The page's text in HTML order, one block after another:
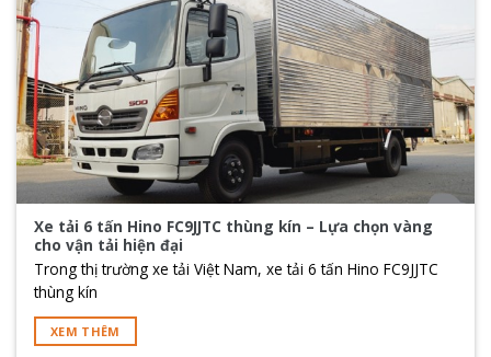
Xe tải 6 tấn Hino FC9JJTC thùng kín – Lựa chọn vàng
cho vận tải hiện đại
Trong thị trường xe tải Việt Nam, xe tải 6 tấn Hino FC9JJTC
thùng kín
XEM THÊM